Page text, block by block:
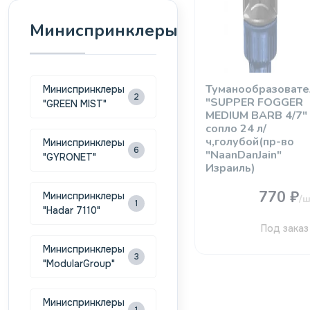
Миниспринклеры
Миниспринклеры
"GREEN MIST"
2
Миниспринклеры
"GYRONET"
6
Миниспринклеры
"Hadar 7110"
1
Миниспринклеры
"ModularGroup"
3
Миниспринклеры
"SUPPER FOGGER
MEDIUM BARB 4/7"
сопло 24 л/
ч,голубой(пр-во
"NaanDanJain"
Израиль)
770 ₽/
Под заказ